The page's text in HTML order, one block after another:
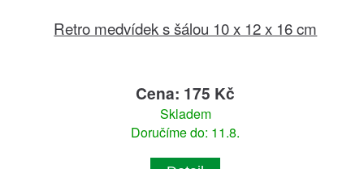
Retro medvídek s šálou 10 x 12 x 16 cm
Cena: 175 Kč
Skladem
Doručíme do: 11.8.